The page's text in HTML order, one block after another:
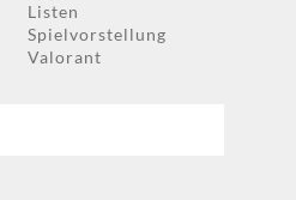
Listen
Spielvorstellung
Valorant